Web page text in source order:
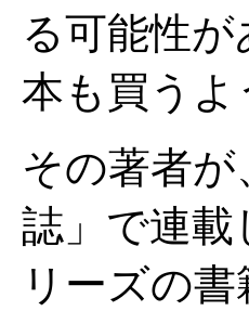
る可能性
本も買うよ
その著者
誌」で連載
リーズの